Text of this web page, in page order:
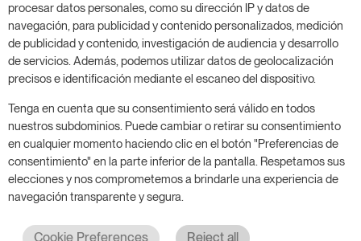
Agenda una reunión para empezar tu prueba
gratuita de 14 días.
Inicia tu prueba gratuita
Programa una reunión
procesar datos personales, como su dirección IP y datos de
navegación, para publicidad y contenido personalizados, medición
de publicidad y contenido, investigación de audiencia y desarrollo
de servicios. Además, podemos utilizar datos de geolocalización
precisos e identificación mediante el escaneo del dispositivo.
Tenga en cuenta que su consentimiento será válido en todos
nuestros subdominios. Puede cambiar o retirar su consentimiento
en cualquier momento haciendo clic en el botón "Preferencias de
consentimiento" en la parte inferior de la pantalla. Respetamos sus
elecciones y nos comprometemos a brindarle una experiencia de
navegación transparente y segura.
Cookie Preferences Reject all